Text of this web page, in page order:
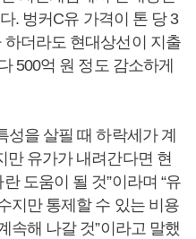
. 벙커C유 가격이 톤 당 3
더라도 현대상선이 지출
500억 원 정도 감소하게
성을 살필 때 하락세가 계
만 유가가 내려간다면 현
도움이 될 것”이라며 “유
지만 통제할 수 있는 비용
속해 나갈 것”이라고 말했